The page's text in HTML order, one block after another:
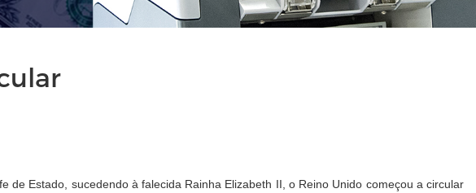
Estado, sucedendo à falecida Rainha Elizabeth II, o Reino Unido começou a circular